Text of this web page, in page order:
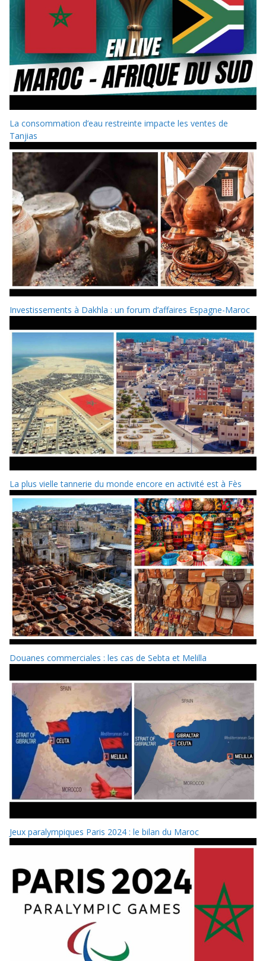
La consommation d’eau restreinte impacte les ventes de
Tanjias
Investissements à Dakhla : un forum d’affaires Espagne-Maroc
La plus vielle tannerie du monde encore en activité est à Fès
Douanes commerciales : les cas de Sebta et Melilla
Jeux paralympiques Paris 2024 : le bilan du Maroc